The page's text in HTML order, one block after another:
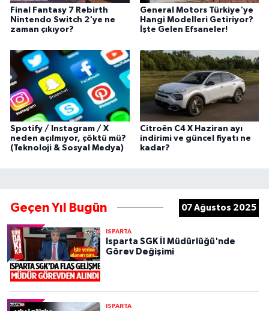
Final Fantasy 7 Rebirth
Nintendo Switch 2'ye ne
zaman çıkıyor?
General Motors Türkiye'ye
Hangi Modelleri Getiriyor?
İşte Gelen Efsaneler!
Spotify / Instagram / X
neden açılmıyor, çöktü mü?
(Teknoloji & Sosyal Medya)
Citroën C4 X Haziran ayı
indirimi ve güncel fiyatı ne
kadar?
Geçen Yıl Bugün 07 Ağustos 2025
ISPARTA
Isparta SGK İl Müdürlüğü'nde
Görev Değişimi
ISPARTA